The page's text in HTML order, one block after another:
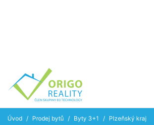
Úvod Prodej bytů Byty 3+1 Plzeňský kraj